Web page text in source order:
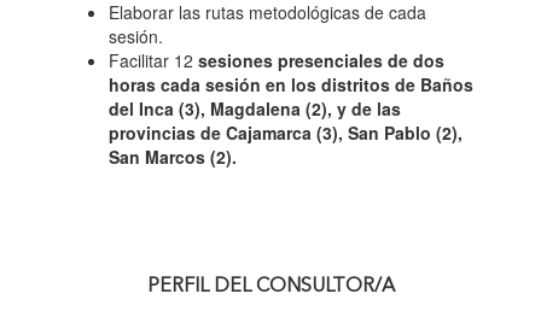
Elaborar las rutas metodológicas de cada
sesión.
Facilitar 12 sesiones presenciales de dos
horas cada sesión en los distritos de Baños
del Inca (3), Magdalena (2), y de las
provincias de Cajamarca (3), San Pablo (2),
San Marcos (2).
PERFIL DEL CONSULTOR/A